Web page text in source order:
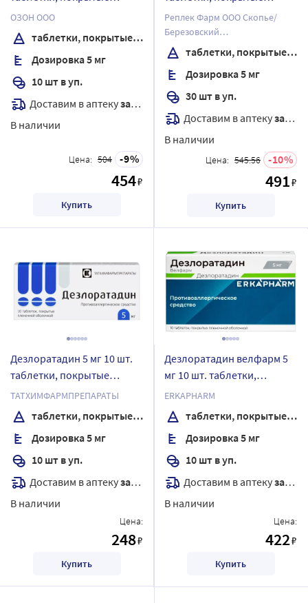
пленочной оболочкой
ОЗОН ООО
таблетки, покрытые пленочной оболочкой
Дозировка 5 мг
10 шт в уп.
Доставим в аптекузавтра
В наличии
Цена: 504 9
454₽
Купить
пленочной оболочкой
Реплек Фарм ООО Скопье/
Березовский
фармацевтический завод, ЗАО
таблетки, покрытые пленочной оболочкой
Дозировка 5 мг
30 шт в уп.
Доставим в аптекузавтра
В наличии
Цена: 545.56 10
491₽
Купить
Дезлоратадин 5 мг 10 шт.
таблетки, покрытые
пленочной оболочкой
ТАТХИМФАРМПРЕПАРАТЫ
таблетки, покрытые пленочной оболочкой
Дозировка 5 мг
10 шт в уп.
Доставим в аптекузавтра
В наличии
Цена:
248₽
Купить
Дезлоратадин велфарм 5
мг 10 шт. таблетки,
покрытые пленочной
оболочкой блистер
ERKAPHARM
таблетки, покрытые пленочной оболочкой
Дозировка 5 мг
10 шт в уп.
Доставим в аптекузавтра
В наличии
Цена:
422₽
Купить